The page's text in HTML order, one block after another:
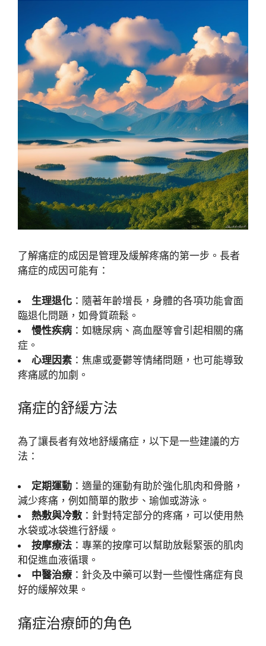
了解痛症的成因是管理及緩解疼痛的第一步。長者
痛症的成因可能有：
生理退化 ：隨著年齡增長，身體的各項功能會面
臨退化問題，如骨質疏鬆。
慢性疾病 ：如糖尿病、高血壓等會引起相關的痛
症。
心理因素 ：焦慮或憂鬱等情緒問題，也可能導致
疼痛感的加劇。
痛症的舒緩方法
為了讓長者有效地舒緩痛症，以下是一些建議的方
法：
定期運動 ：適量的運動有助於強化肌肉和骨骼，
減少疼痛，例如簡單的散步、瑜伽或游泳。
熱敷與冷敷 ：針對特定部分的疼痛，可以使用熱
水袋或冰袋進行舒緩。
按摩療法 ：專業的按摩可以幫助放鬆緊張的肌肉
和促進血液循環。
中醫治療：針灸及中藥可以對一些慢性痛症有良
好的緩解效果。
痛症治療師的角色